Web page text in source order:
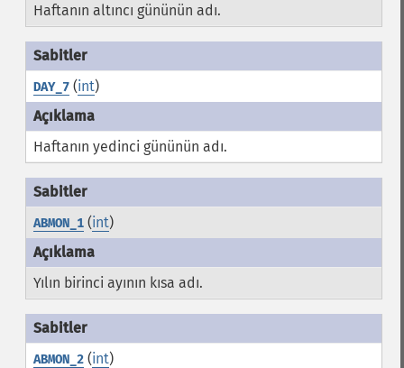
Haftanın altıncı gününün adı.
DAY_7(int)
Haftanın yedinci gününün adı.
ABMON_1(int)
Yılın birinci ayının kısa adı.
ABMON_2(int)